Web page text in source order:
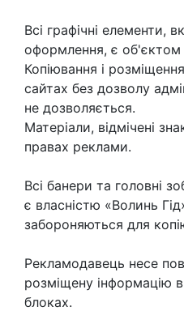
Всі графічні елементи,
оформлення, є об'єктом
Копіювання і
сайтах без дозволу
не дозволяється.
Матеріали, відмічені
правах реклами.
Всі банери та головні
є власністю «Волинь
забороняються для
Рекламодавець несе
розміщену інформацію
блоках.